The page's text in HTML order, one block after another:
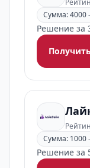
Сумма: 4000
Решение за
Сумма: 1000
Решение за